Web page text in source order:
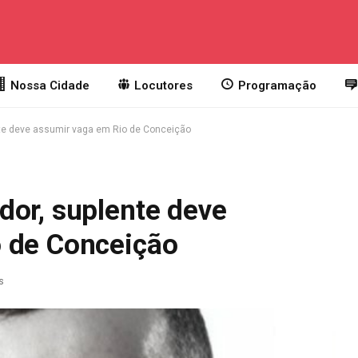
Nossa Cidade Locutores Programação
deve assumir vaga em Rio de Conceição
suplente deve
Conceição